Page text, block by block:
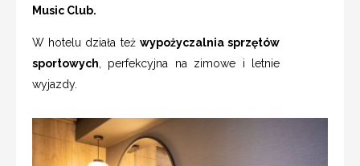
Music Club.
W hotelu działa też wypożyczalnia sprzętów
sportowych , perfekcyjna na zimowe i letnie
wyjazdy.